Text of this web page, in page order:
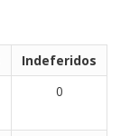
Indeferidos
0